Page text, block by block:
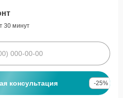
30 минут
консультация -25%